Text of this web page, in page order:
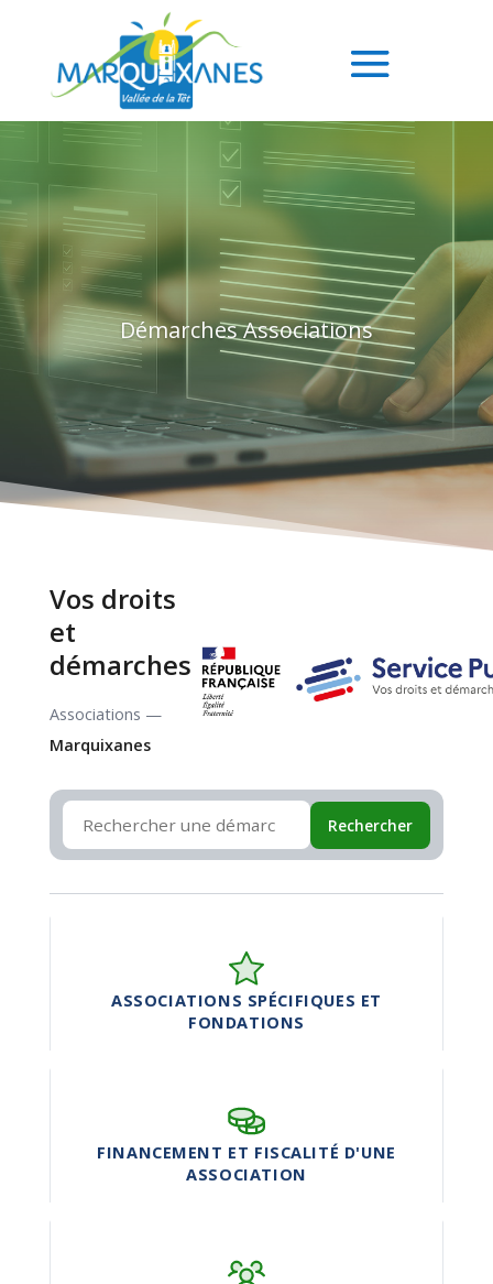
Démarches Associations
Vos droits
et
démarches
Associations —
Marquixanes
Rechercher
ASSOCIATIONS SPÉCIFIQUES ET
FONDATIONS
FINANCEMENT ET FISCALITÉ D'UNE
ASSOCIATION